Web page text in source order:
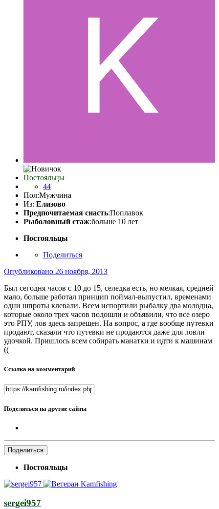
Постояльцы
44
Пол:Мужчина
Из: Елизово
Предпочитаемая снасть:Поплавок
Рыболовный стаж:больше 10 лет
Постояльцы
Поделиться
Опубликовано 26 ноября, 2013
Был сегодня часов с 10 до 15, селедка есть, но мелкая, средней
мало, больше работал принцип поймал-выпустил, временами
одни шпроты клевали. Всем испортили рыбалку два молодца,
которые около трех часов подошли и объявили, что все озеро
это РПУ, лов здесь запрещен. На вопрос, а где вообще путевки
продают, сказали что путевки не продаются даже для ловли
удочкой. Пришлось всем собирать манатки и идти к машинам
((
Ссылка на комментарий
Поделиться на другие сайты
Поделиться
Постояльцы
sergei957